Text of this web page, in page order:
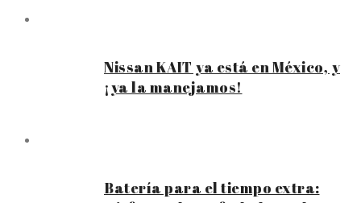
Nissan KAIT ya está en México, y
¡ya la manejamos!
Batería para el tiempo extra: